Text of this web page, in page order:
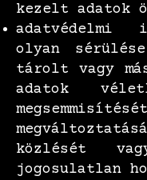
kezelt adatok
adatvédelmi
olyan
tárolt vagy
adatok
közlését
jogosulatlan